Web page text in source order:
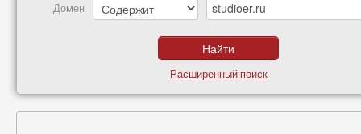
Домен
Расширенный поиск